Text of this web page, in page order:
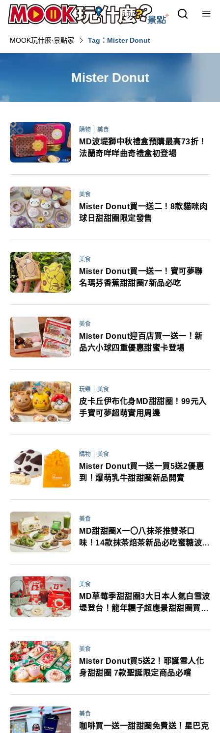
MOOK玩什麼‧景點家 Tag：Mister Donut
Mister Donut
購物 美食
MD波堤獅中秋禮盒預購最高73折！
法蘭奇咩咩曲奇禮盒初登場
美食
Mister Donut買一送二！8款貓咪肉
球日甜甜圈限定發售
美食
Mister Donut買一送一！寶可夢聯
名瑪芬香蕉甜甜圈7新品必吃
美食
Mister Donut迎百店買一送一！新
品六小球四重優惠甜蜜卡登場
玩樂 美食
皮卡丘伊布化身MD甜甜圈！99元入
手寶可夢超萌實用周邊
購物 美食
Mister Donut買一送一買5送2優惠
到！爆萌乳牛甜甜圈新品開賣
美食
MD甜甜圈X一〇八抹茶推雙茶口
味！14款抹茶焙茶新品必吃蜜糖波提
美食
MD草莓季甜甜圈3大日本人氣白雪波
堤登台！龍年糰子超應景甜甜圈買5
美食
Mister Donut買5送2！耶誕雪人化
身甜甜圈 7款聖誕限定商品必嚐
美食
咖啡買一送一甜甜圈免費送！星巴克